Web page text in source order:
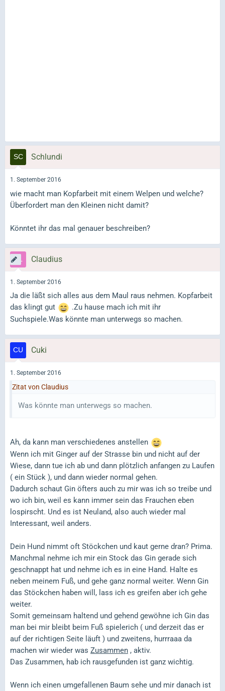
Schlundi
1. September 2016
wie macht man Kopfarbeit mit einem Welpen und welche?
Überfordert man den Kleinen nicht damit?
Könntet ihr das mal genauer beschreiben?
Claudius
1. September 2016
Ja die läßt sich alles aus dem Maul raus nehmen. Kopfarbeit
das klingt gut
.Zu hause mach ich mit ihr
Suchspiele.Was könnte man unterwegs so machen.
Cuki
1. September 2016
Zitat von Claudius
Was könnte man unterwegs so machen.
Ah, da kann man verschiedenes anstellen
Wenn ich mit Ginger auf der Strasse bin und nicht auf der
Wiese, dann tue ich ab und dann plötzlich anfangen zu Laufen
( ein Stück ), und dann wieder normal gehen.
Dadurch schaut Gin öfters auch zu mir was ich so treibe und
wo ich bin, weil es kann immer sein das Frauchen eben
lospirscht. Und es ist Neuland, also auch wieder mal
Interessant, weil anders.
Dein Hund nimmt oft Stöckchen und kaut gerne dran? Prima.
Manchmal nehme ich mir ein Stock das Gin gerade sich
geschnappt hat und nehme ich es in eine Hand. Halte es
neben meinem Fuß, und gehe ganz normal weiter. Wenn Gin
das Stöckchen haben will, lass ich es greifen aber ich gehe
weiter.
Somit gemeinsam haltend und gehend gewöhne ich Gin das
man bei mir bleibt beim Fuß spielerich ( und derzeit das er
auf der richtigen Seite läuft ) und zweitens, hurrraaa da
machen wir wieder was Zusammen , aktiv.
Das Zusammen, hab ich rausgefunden ist ganz wichtig.
Wenn ich einen umgefallenen Baum sehe und mir danach ist